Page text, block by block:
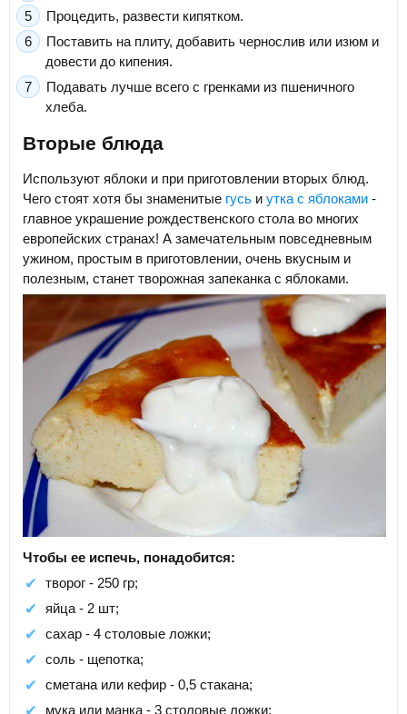
Процедить, развести кипятком.
Поставить на плиту, добавить чернослив или изюм и
довести до кипения.
Подавать лучше всего с гренками из пшеничного
хлеба.
Вторые блюда
Используют яблоки и при приготовлении вторых блюд.
Чего стоят хотя бы знаменитые гусь и утка с яблоками -
главное украшение рождественского стола во многих
европейских странах! А замечательным повседневным
ужином, простым в приготовлении, очень вкусным и
полезным, станет творожная запеканка с яблоками.
Чтобы ее испечь, понадобится:
творог - 250 гр;
яйца - 2 шт;
сахар - 4 столовые ложки;
соль - щепотка;
сметана или кефир - 0,5 стакана;
мука или манка - 3 столовые ложки;